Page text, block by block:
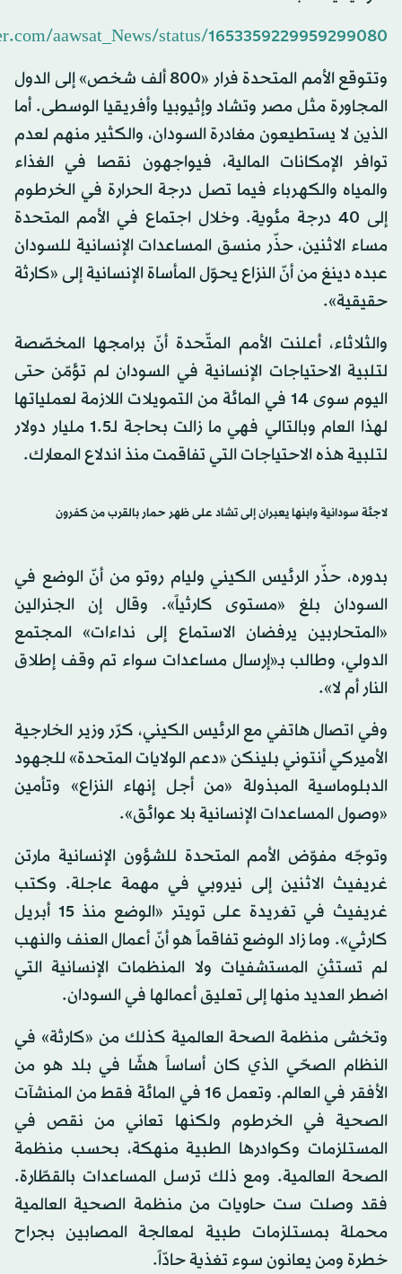
aawsat_News/status/1653359229959299080
وتتوقع الأمم المتحدة فرار «800 ألف شخص» إلى الدول
المجاورة مثل مصر وتشاد وإثيوبيا وأفريقيا الوسطى. أما
الذين لا يستطيعون مغادرة السودان، والكثير منهم لعدم
توافر الإمكانات المالية، فيواجهون نقصا في الغذاء
والمياه والكهرباء فيما تصل درجة الحرارة في الخرطوم
إلى 40 درجة مئوية. وخلال اجتماع في الأمم المتحدة
مساء الاثنين، حذّر منسق المساعدات الإنسانية للسودان
عبده دينغ من أنّ النزاع يحوّل المأساة الإنسانية إلى «كارثة
حقيقية».
والثلاثاء، أعلنت الأمم المتّحدة أنّ برامجها المخصّصة
لتلبية الاحتياجات الإنسانية في السودان لم تؤمّن حتى
اليوم سوى 14 في المائة من التمويلات اللازمة لعملياتها
لهذا العام وبالتالي فهي ما زالت بحاجة لـ1.5 مليار دولار
لتلبية هذه الاحتياجات التي تفاقمت منذ اندلاع المعارك.
لاجئة سودانية وابنها يعبران إلى تشاد على ظهر حمار بالقرب من كفرون
بدوره، حذّر الرئيس الكيني وليام روتو من أنّ الوضع في
السودان بلغ «مستوى كارثياً». وقال إن الجنرالين
«المتحاربين يرفضان الاستماع إلى نداءات» المجتمع
الدولي، وطالب بـ«إرسال مساعدات سواء تم وقف إطلاق
النار أم لا».
وفي اتصال هاتفي مع الرئيس الكيني، كرّر وزير الخارجية
الأميركي أنتوني بلينكن «دعم الولايات المتحدة» للجهود
الدبلوماسية المبذولة «من أجل إنهاء النزاع» وتأمين
«وصول المساعدات الإنسانية بلا عوائق».
وتوجّه مفوّض الأمم المتحدة للشؤون الإنسانية مارتن
غريفيث الاثنين إلى نيروبي في مهمة عاجلة. وكتب
غريفيث في تغريدة على تويتر «الوضع منذ 15 أبريل
كارثي». وما زاد الوضع تفاقماً هو أنّ أعمال العنف والنهب
لم تستثنِ المستشفيات ولا المنظمات الإنسانية التي
اضطر العديد منها إلى تعليق أعمالها في السودان.
وتخشى منظمة الصحة العالمية كذلك من «كارثة» في
النظام الصحّي الذي كان أساساً هشّا في بلد هو من
الأفقر في العالم. وتعمل 16 في المائة فقط من المنشآت
الصحية في الخرطوم ولكنها تعاني من نقص في
المستلزمات وكوادرها الطبية منهكة، بحسب منظمة
الصحة العالمية. ومع ذلك ترسل المساعدات بالقطّارة.
فقد وصلت ست حاويات من منظمة الصحية العالمية
محملة بمستلزمات طبية لمعالجة المصابين بجراح
خطرة ومن يعانون سوء تغذية حادّاً.